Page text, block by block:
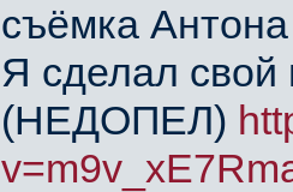
съёмка
Я сделал
(НЕДОПЕЛ)